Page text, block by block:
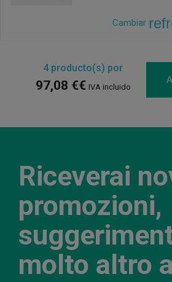
Cambiar
4producto(s) por
97,08 €€ IVA incluido
Riceverai
promozioni,
molto altro